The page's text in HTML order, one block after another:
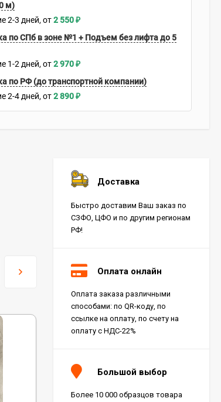
м)
2-3 дней 2 550₽
по СПб в зоне №1 + Подъем без лифта до 5
1-2 дней 2 970₽
по РФ (до транспортной компании)
2-4 дней 2 890₽
Доставка
Быстро доставим Ваш заказ по
СЗФО, ЦФО и по другим регионам
РФ!
Оплата онлайн
Оплата заказа различными
способами: по QR-коду, по
ссылке на оплату, по счету на
оплату с НДС-22%
Большой выбор
Более 10 000 образцов товара